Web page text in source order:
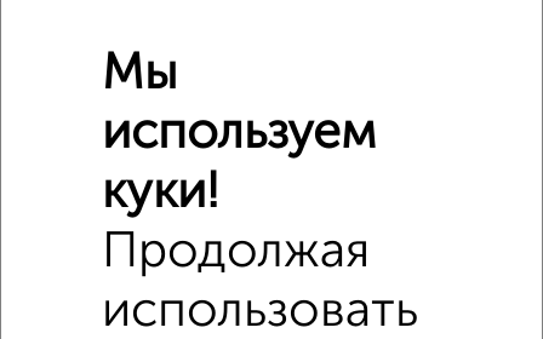
Мы
используем
куки!
Продолжая
использовать